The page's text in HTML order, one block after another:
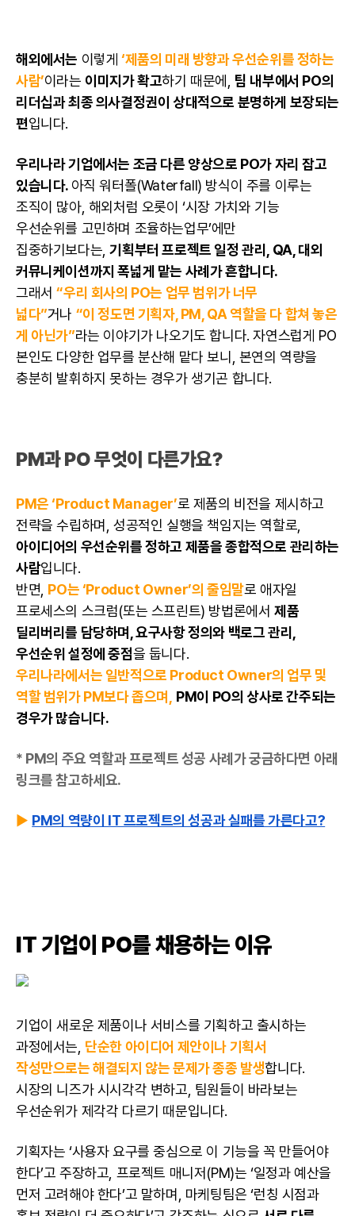
해외에서는 이렇게 ‘제품의 미래 방향과 우선순위를 정하는
사람’이라는 이미지가 확고하기 때문에, 팀 내부에서 PO의
리더십과 최종 의사결정권이 상대적으로 분명하게 보장되는
편입니다.
우리나라 기업에서는 조금 다른 양상으로 PO가 자리 잡고
있습니다. 아직 워터폴(Waterfall) 방식이 주를 이루는
조직이 많아, 해외처럼 오롯이 ‘시장 가치와 기능
우선순위를 고민하며 조율하는업무’에만
집중하기보다는,기획부터 프로젝트 일정 관리, QA , 대외
커뮤니케이션까지 폭넓게 맡는 사례가 흔합니다.
그래서“우리 회사의 PO는 업무 범위가 너무
넓다”거나 “이 정도면 기획자, PM, QA 역할을 다 합쳐 놓은
게 아닌가”라는 이야기가 나오기도 합니다. 자연스럽게 PO
본인도 다양한 업무를 분산해 맡다 보니, 본연의 역량을
충분히 발휘하지 못하는 경우가 생기곤 합니다.
PM과 PO 무엇이 다른가요?
PM은 ‘Product Manager’로 제품의 비전을 제시하고
전략을 수립하며, 성공적인 실행을 책임지는 역할로,
아이디어의 우선순위를 정하고 제품을 종합적으로 관리하는
사람입니다.
반면, PO는 ‘Product Owner’의 줄임말로 애자일
프로세스의 스크럼(또는 스프린트) 방법론에서제품
딜리버리를 담당하며, 요구사항 정의와 백로그 관리,
우선순위 설정에 중점을 둡니다.
우리나라에서는 일반적으로 Product Owner의 업무 및
역할 범위가 PM보다 좁으며,
PM이 PO의 상사로 간주되는
경우가 많습니다.
* PM의 주요 역할과 프로젝트 성공 사례가 궁금하다면 아래
링크를 참고하세요.
▶ PM의 역량이 IT 프로젝트의 성공과 실패를 가른다고?
IT 기업이 PO를 채용하는 이유
기업이 새로운 제품이나 서비스를 기획하고 출시하는
과정에서는, 단순한 아이디어 제안이나 기획서
작성만으로는 해결되지 않는 문제가 종종 발생합니다.
시장의 니즈가 시시각각 변하고, 팀원들이 바라보는
우선순위가 제각각 다르기 때문입니다.
기획자는 ‘사용자 요구를 중심으로 이 기능을 꼭 만들어야
한다’고 주장하고, 프로젝트 매니저(PM)는 ‘일정과 예산을
먼저 고려해야 한다’고 말하며, 마케팅팀은 ‘런칭 시점과